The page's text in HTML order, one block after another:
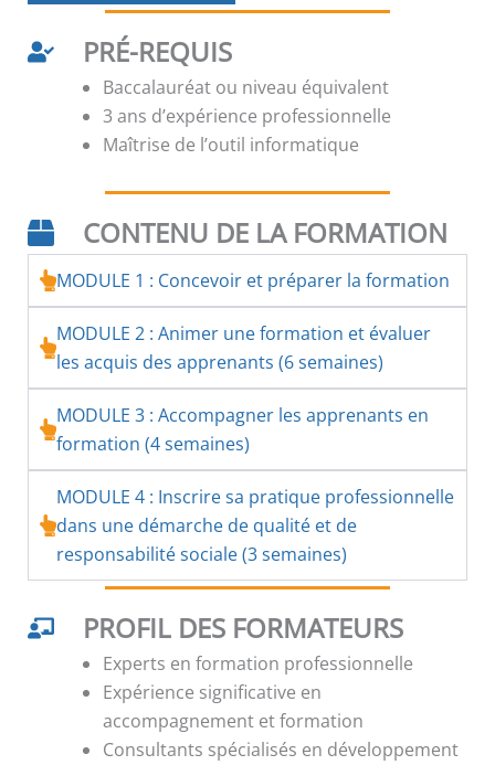
PRÉ-REQUIS
Baccalauréat ou niveau équivalent
3 ans d’expérience professionnelle
Maîtrise de l’outil informatique
CONTENU DE LA FORMATION
MODULE 1 : Concevoir et préparer la formation
MODULE 2 : Animer une formation et évaluer
les acquis des apprenants (6 semaines)
MODULE 3 : Accompagner les apprenants en
formation (4 semaines)
MODULE 4 : Inscrire sa pratique professionnelle
dans une démarche de qualité et de
responsabilité sociale (3 semaines)
PROFIL DES FORMATEURS
Experts en formation professionnelle
Expérience significative en
accompagnement et formation
Consultants spécialisés en développement